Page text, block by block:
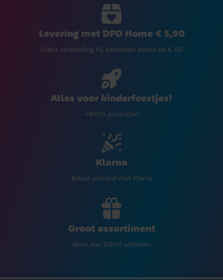
Levering met DPD Home € 5,90
Gratis verzending bij aankopen boven de € 60
Alles voor kinderfeestjes!
+8000 producten
Klarna
Betaal achteraf met Klarna
Groot assortiment
Meer dan 9.000 artikelen